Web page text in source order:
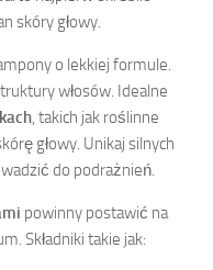
skóry głowy.
o lekkiej formule.
włosów. Idealne
, takich jak roślinne
głowy. Unikaj silnych
do podrażnień.
powinny postawić na
Składniki takie jak: